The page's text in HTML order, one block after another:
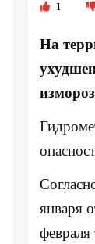
1
На
января